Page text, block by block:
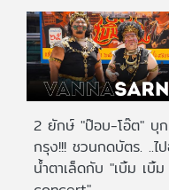
2 ยักษ์ "ป๊อบ-โอ๊ต" บุก
กรุง!!! ชวนกดบัตร. ..ไ
น้ำตาเล็ดกับ "เบิ้ม เบิ้ม